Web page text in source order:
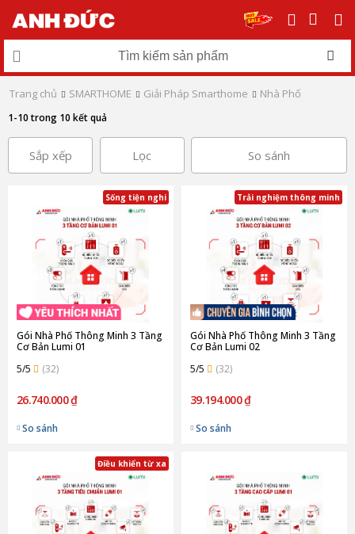
Trang chủ SMARTHOME Giải Pháp Smarthome Nhà Phố
1-10 trong 10 kết quả
Sắp xếp Lọc So sánh
Sống tiện nghi
Gói Nhà Phố Thông Minh 3 Tầng
Cơ Bản Lumi 01
5/5
(32)
26.740.000 ₫
So sánh
Trải nghiệm thông minh
Gói Nhà Phố Thông Minh 3 Tầng
Cơ Bản Lumi 02
5/5
(32)
39.194.000 ₫
So sánh
Điều khiển từ xa